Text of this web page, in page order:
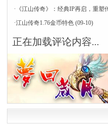
· 《江山传奇》：经典IP再启，重塑
·江山传奇1.76金币特色 (09-10)
正在加载评论内容...